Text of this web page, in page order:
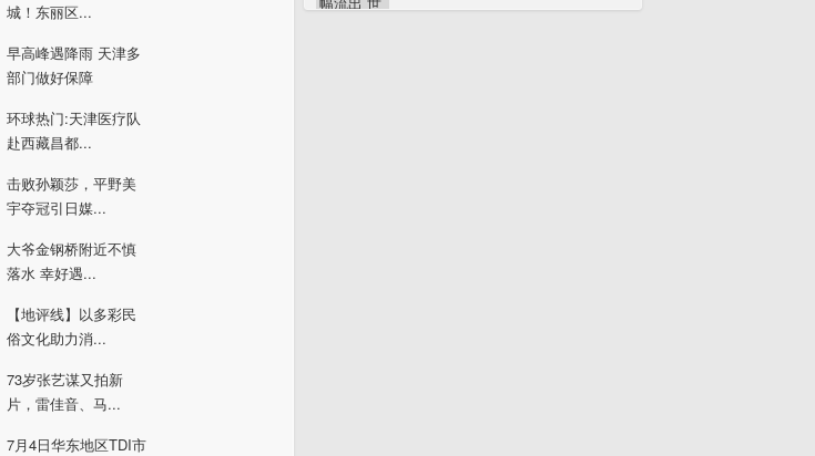
城！东丽区...
早高峰遇降雨 天津多
部门做好保障
环球热门:天津医疗队
赴西藏昌都...
击败孙颖莎，平野美
宇夺冠引日媒...
大爷金钢桥附近不慎
落水 幸好遇...
【地评线】以多彩民
俗文化助力消...
73岁张艺谋又拍新
片，雷佳音、马...
7月4日华东地区TDI市